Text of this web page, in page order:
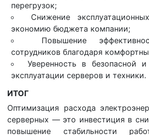
перегрузок;
Снижение
экономию бюджета компании;
Повышение
сотрудников благодаря
Уверенность в безопасной и
эксплуатации серверов и техники.
ИТОГ
Оптимизация расхода
серверных — это инвестиция в
повышение стабильности